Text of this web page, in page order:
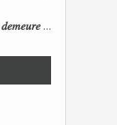
𝐴𝑝𝑟𝑒̀𝑠 𝑡𝑜𝑢𝑡𝑒𝑠 𝑐𝑒𝑠 𝑎𝑛𝑛𝑒́𝑒𝑠, 𝑢𝑛𝑒 𝑐𝑒𝑟𝑡𝑖𝑡𝑢𝑑𝑒 𝑑𝑒𝑚𝑒𝑢𝑟𝑒 : 𝐿𝑒 𝑚𝑜𝑛𝑑𝑒 𝑑𝑢 𝑡𝑟𝑎𝑣𝑎𝑖𝑙 𝑐ℎ𝑎𝑛𝑔𝑒. 𝐿𝑒𝑠 𝑐𝑜𝑛𝑠 𝑠'𝑎𝑑𝑎𝑝𝑡𝑒𝑛𝑡 :)